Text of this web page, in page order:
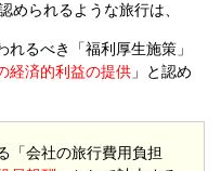
められるような旅行は、
れるべき「福利厚生施策」
経済的利益の提供 」と認め
「会社の旅行費用負担